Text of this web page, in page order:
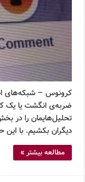
کرونوس – شبکه‌های
ضربه‌ی انگشت یا یک
تحلیل‌هایمان را در
دیگران بکشیم. با
مطالعه بیشتر »